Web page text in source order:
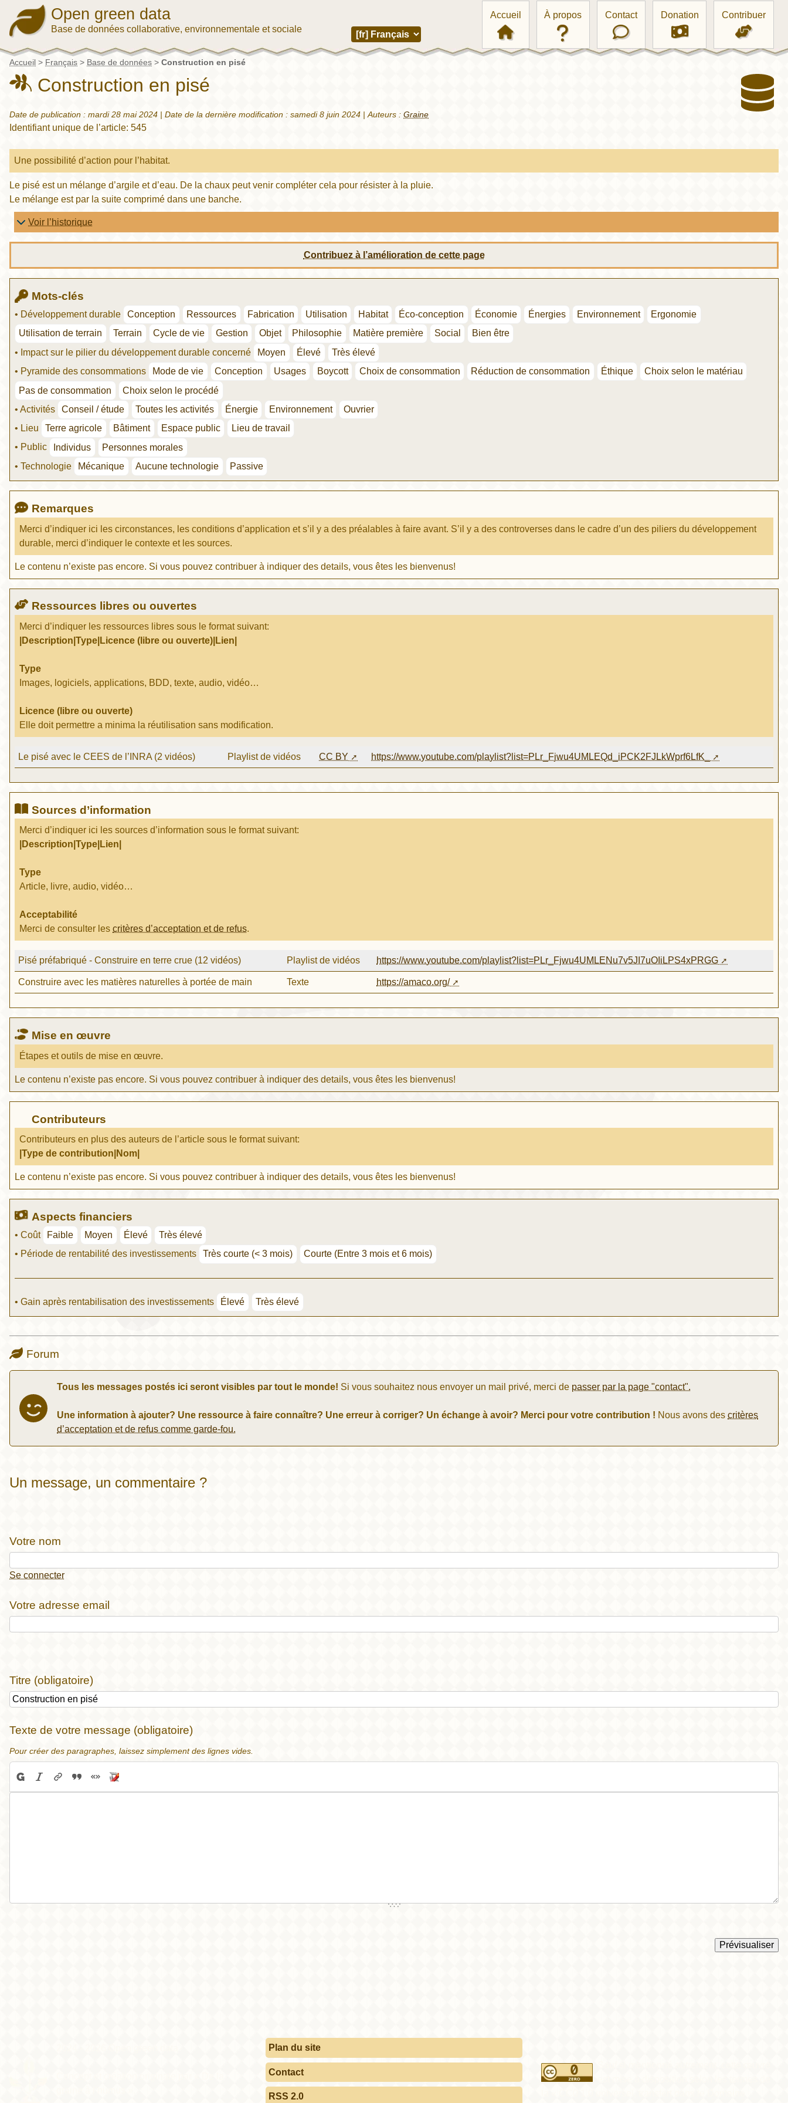
Open green data
Base de données collaborative, environnementale et sociale
Accueil À propos Contact Donation Contribuer
Accueil > Français > Base de données > Construction en pisé
Construction en pisé
Date de publication : mardi 28 mai 2024 | Date de la dernière modification : samedi 8 juin 2024 |Auteurs : Graine
Identifiant unique de l’article: 545
Une possibilité d’action pour l’habitat.
Le pisé est un mélange d’argile et d’eau. De la chaux peut venir compléter cela pour résister à la pluie.
Le mélange est par la suite comprimé dans une banche.
Voir l’historique
Contribuez à l’amélioration de cette page
Mots-clés
• Développement durable Conception Ressources Fabrication Utilisation Habitat Éco-conception Économie Énergies Environnement
Ergonomie
Utilisation de terrain
Terrain Cycle de vie Gestion Objet Philosophie Matière première Social
Bien être
• Impact sur le pilier du développement durable concerné
Moyen Élevé
Très élevé
• Pyramide des consommations
Mode de vie Conception Usages Boycott Choix de consommation Réduction de consommation Éthique
Choix selon le matériau
Pas de consommation
Choix selon le procédé
• Activités
Conseil / étude Toutes les activités Énergie Environnement
Ouvrier
• Lieu
Terre agricole Bâtiment Espace public
Lieu de travail
• Public
Individus
Personnes morales
• Technologie
Mécanique Aucune technologie Passive
Remarques
Merci d’indiquer ici les circonstances, les conditions d’application et s’il y a des préalables à faire avant. S’il y a des controverses dans le cadre d’un des piliers du développement
durable, merci d’indiquer le contexte et les sources.
Le contenu n’existe pas encore. Si vous pouvez contribuer à indiquer des details, vous êtes les bienvenus!
Ressources libres ou ouvertes
Merci d’indiquer les ressources libres sous le format suivant:
|Description|Type|Licence (libre ou ouverte)|Lien|
Type
Images, logiciels, applications, BDD, texte, audio, vidéo…
Licence (libre ou ouverte)
Elle doit permettre a minima la réutilisation sans modification.
Le pisé avec le CEES de l’INRA (2 vidéos) Playlist de vidéos CC BY https://www.youtube.com/playlist?list=PLr_Fjwu4UMLEQd_iPCK2FJLkWprf6LfK_
Sources d’information
Merci d’indiquer ici les sources d’information sous le format suivant:
|Description|Type|Lien|
Type
Article, livre, audio, vidéo…
Acceptabilité
Merci de consulter les critères d’acceptation et de refus.
Pisé préfabriqué - Construire en terre crue (12 vidéos) Playlist de vidéos https://www.youtube.com/playlist?list=PLr_Fjwu4UMLENu7v5JI7uOIiLPS4xPRGG
Construire avec les matières naturelles à portée de main Texte https://amaco.org/
Mise en œuvre
Étapes et outils de mise en œuvre.
Le contenu n’existe pas encore. Si vous pouvez contribuer à indiquer des details, vous êtes les bienvenus!
Contributeurs
Contributeurs en plus des auteurs de l’article sous le format suivant:
|Type de contribution|Nom|
Le contenu n’existe pas encore. Si vous pouvez contribuer à indiquer des details, vous êtes les bienvenus!
Aspects financiers
• Coût Faible Moyen Élevé
Très élevé
• Période de rentabilité des investissements
Très courte (< 3 mois) Courte (Entre 3 mois et 6 mois)
• Gain après rentabilisation des investissements Élevé Très élevé
Forum
Tous les messages postés ici seront visibles par tout le monde! Si vous souhaitez nous envoyer un mail privé, merci de passer par la page "contact".
Une information à ajouter? Une ressource à faire connaître? Une erreur à corriger? Un échange à avoir? Merci pour votre contribution ! Nous avons des critères
d’acceptation et de refus comme garde-fou.
Un message, un commentaire ?
Votre nom
Se connecter
Votre adresse email
Titre (obligatoire)
Texte de votre message (obligatoire)
Pour créer des paragraphes, laissez simplement des lignes vides.
Plan du site
Contact
RSS 2.0